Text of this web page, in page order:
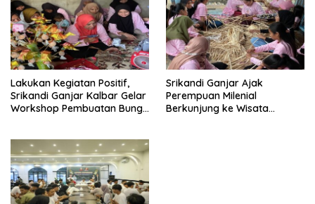
Lakukan Kegiatan Positif,
Srikandi Ganjar Kalbar Gelar
Workshop Pembuatan Bunga
Srikandi Ganjar Ajak
Perempuan Milenial
Berkunjung ke Wisata